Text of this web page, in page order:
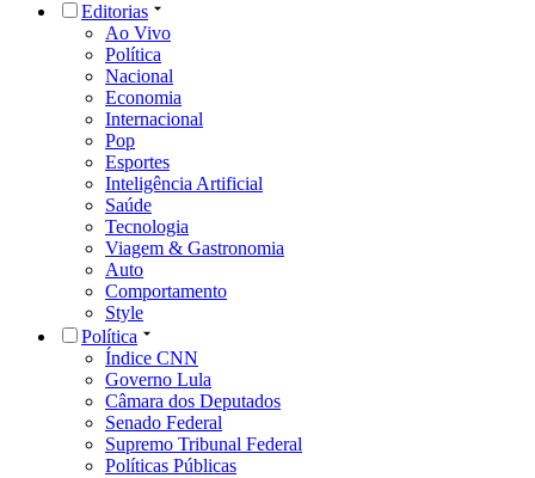
Editorias
Ao Vivo
Política
Nacional
Economia
Internacional
Pop
Esportes
Inteligência Artificial
Saúde
Tecnologia
Viagem & Gastronomia
Auto
Comportamento
Style
Política
Índice CNN
Governo Lula
Câmara dos Deputados
Senado Federal
Supremo Tribunal Federal
Políticas Públicas